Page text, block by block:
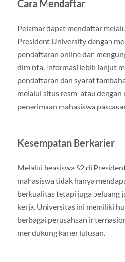
Cara Mendaftar
Pelamar dapat mendaftar
President University dengan
pendaftaran online dan
diminta. Informasi lebih lanjut
pendaftaran dan syarat
melalui situs resmi atau
penerimaan mahasiswa
Kesempatan Berkarier
Melalui beasiswa S2 di
mahasiswa tidak hanya
berkualitas tetapi juga peluang
kerja. Universitas ini memiliki
berbagai perusahaan
mendukung karier lulusan.